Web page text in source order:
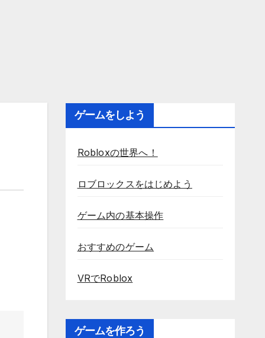
ゲームをしよう
Robloxの世界へ！
ロブロックスをはじめよう
ゲーム内の基本操作
おすすめのゲーム
VRでRoblox
ゲームを作ろう